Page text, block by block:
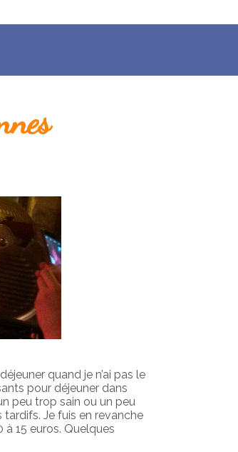
quand je n’ai pas le
pour déjeuner dans
peu trop sain ou un peu
Je fuis en revanche
à 15 euros. Quelques